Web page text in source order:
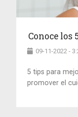
Conoce los
09-11-2022 -
5 tips para
promover el